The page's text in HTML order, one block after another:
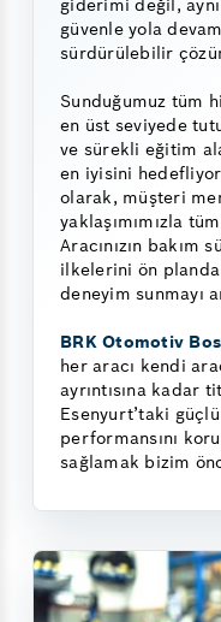
giderimi değil,
güvenle yola
sürdürülebilir
Sunduğumuz tüm
en üst seviyede
ve sürekli eğitim
en iyisini
olarak, müşteri
yaklaşımımızla
Aracınızın bakım
ilkelerini ön
deneyim sunmayı
BRK Otomotiv
her aracı kendi
ayrıntısına kadar
Esenyurt’taki güçlü
performansını
sağlamak bizim